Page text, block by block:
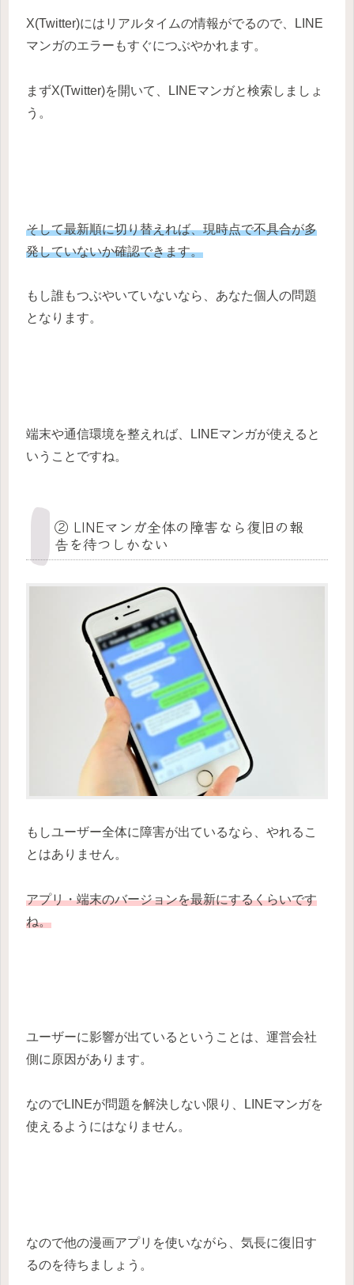
X(Twitter)にはリアルタイムの情報がでるので、LINE
マンガのエラーもすぐにつぶやかれます。
まずX(Twitter)を開いて、LINEマンガと検索しましょ
う。
そして最新順に切り替えれば、現時点で不具合が多
発していないか確認できます。
もし誰もつぶやいていないなら、あなた個人の問題
となります。
端末や通信環境を整えれば、LINEマンガが使えると
いうことですね。
② LINEマンガ全体の障害なら復旧の報
告を待つしかない
もしユーザー全体に障害が出ているなら、やれるこ
とはありません。
アプリ・端末のバージョンを最新にするくらいです
ね。
ユーザーに影響が出ているということは、運営会社
側に原因があります。
なのでLINEが問題を解決しない限り、LINEマンガを
使えるようにはなりません。
なので他の漫画アプリを使いながら、気長に復旧す
るのを待ちましょう。